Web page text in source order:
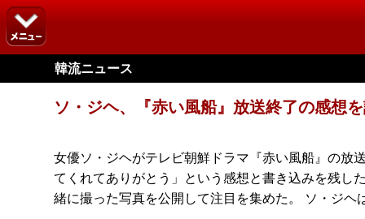
韓流ニュース
ソ・ジヘ、『赤い風船』放送終了の感想
女優ソ・ジヘがテレビ朝鮮ドラマ『赤い風船』の放
てくれてありがとう」という感想と書き込みを残し
緒に撮った写真を公開して注目を集めた。 ソ・ジヘ